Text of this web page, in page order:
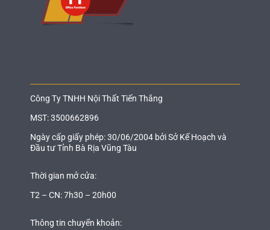
Công Ty TNHH Nội Thất Tiến Thắng
MST: 3500662896
Ngày cấp giấy phép: 30/06/2004 bởi Sở Kế Hoạch và
Đầu tư Tỉnh Bà Rịa Vũng Tàu
Thời gian mở cửa:
T2 – CN: 7h30 – 20h00
Thông tin chuyển khoản: